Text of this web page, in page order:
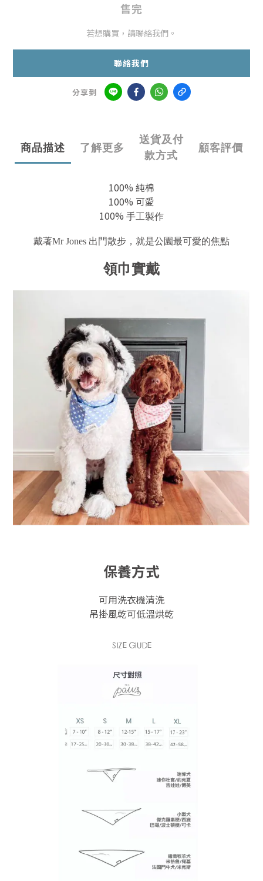
售完
若想購買，請聯絡我們。
聯絡我們
分享到
商品描述 了解更多
送貨及付
款方式
顧客評價
100% 純棉
100% 可愛
100% 手工製作
戴著Mr Jones 出門散步，就是公園最可愛的焦點
領巾實戴
保養方式
可用洗衣機清洗
吊掛風乾可低溫烘乾